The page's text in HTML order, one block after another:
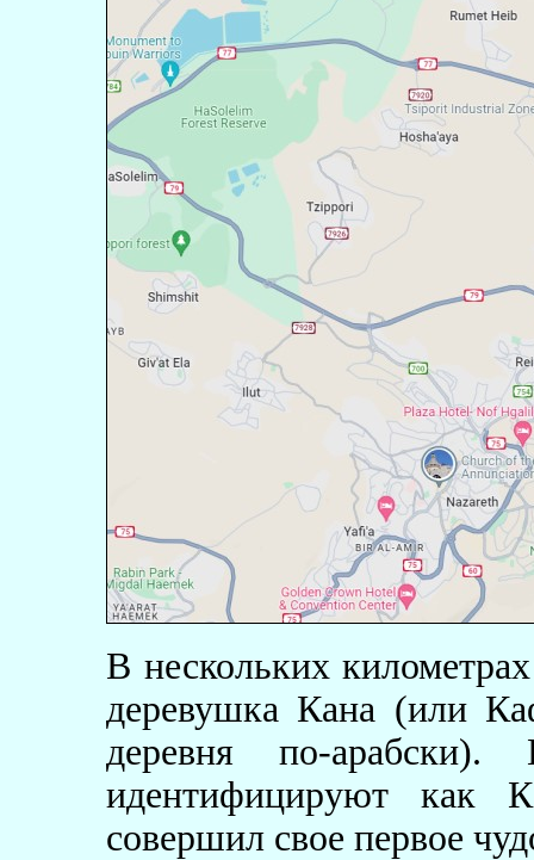
В нескольких
деревушка Кана (или
деревня по-
идентифицируют как
совершил свое первое